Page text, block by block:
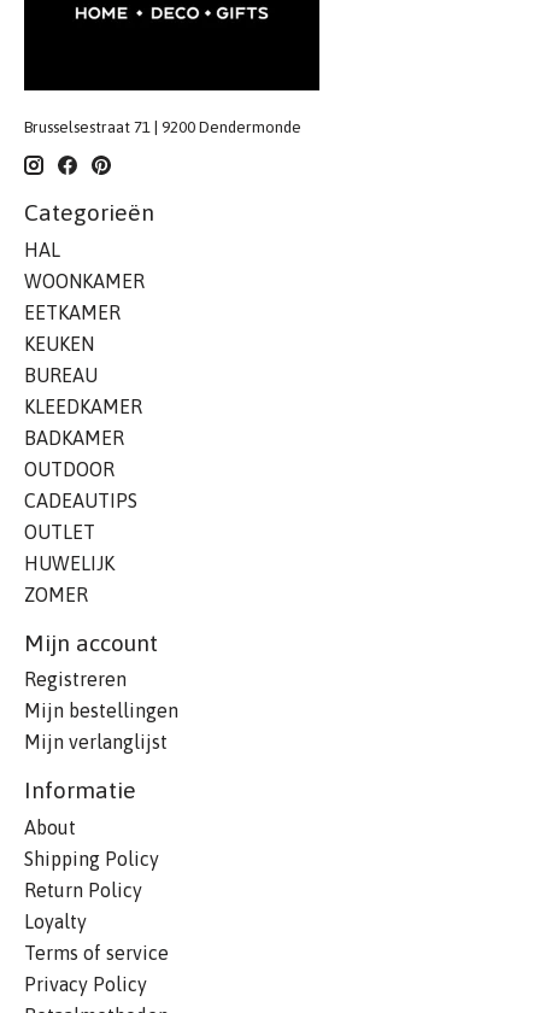
Brusselsestraat 71 | 9200 Dendermonde
Categorieën
HAL
WOONKAMER
EETKAMER
KEUKEN
BUREAU
KLEEDKAMER
BADKAMER
OUTDOOR
CADEAUTIPS
OUTLET
HUWELIJK
ZOMER
Mijn account
Registreren
Mijn bestellingen
Mijn verlanglijst
Informatie
About
Shipping Policy
Return Policy
Loyalty
Terms of service
Privacy Policy